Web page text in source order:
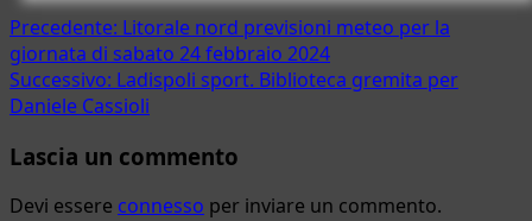
Navigazione
articolo
Precedente: Litorale nord previsioni meteo per la
giornata di sabato 24 febbraio 2024
Successivo: Ladispoli sport. Biblioteca gremita per
Daniele Cassioli
Lascia un commento
Devi essere connesso per inviare un commento.